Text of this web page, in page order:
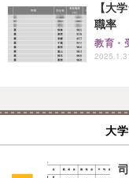
【大
職率
教育・
大